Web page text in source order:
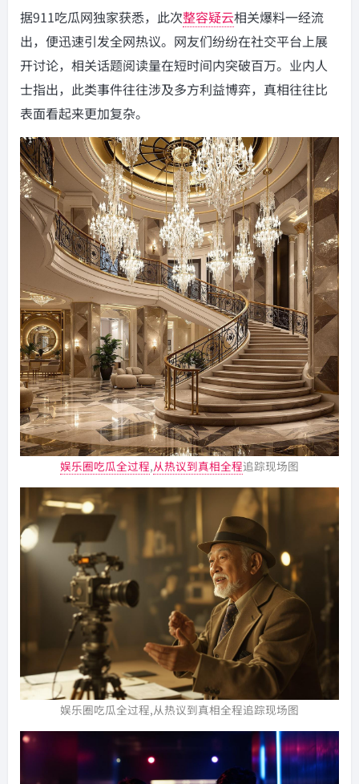
据911吃瓜网独家获悉，此次整容疑云相关爆料一经流
出，便迅速引发全网热议。网友们纷纷在社交平台上展
开讨论，相关话题阅读量在短时间内突破百万。业内人
士指出，此类事件往往涉及多方利益博弈，真相往往比
表面看起来更加复杂。
娱乐圈吃瓜全过程,从热议到真相全程追踪现场图
娱乐圈吃瓜全过程,从热议到真相全程追踪现场图